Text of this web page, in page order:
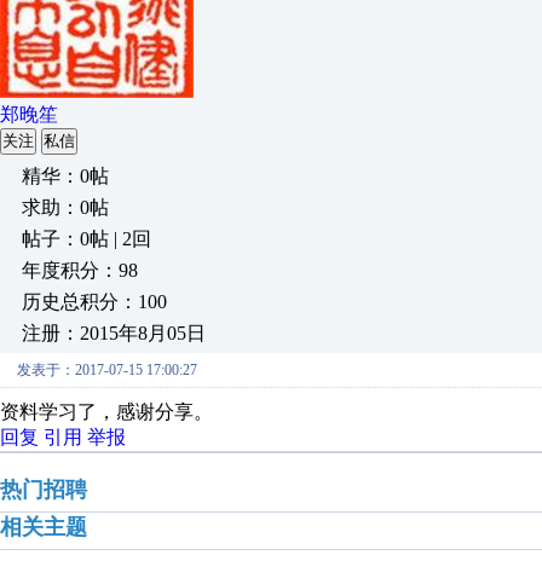
郑晚笙
关注 私信
精华：0帖
求助：0帖
帖子：0帖 | 2回
年度积分：98
历史总积分：100
注册：2015年8月05日
发表于：2017-07-15 17:00:27
资料学习了，感谢分享。
回复 引用 举报
热门招聘
相关主题